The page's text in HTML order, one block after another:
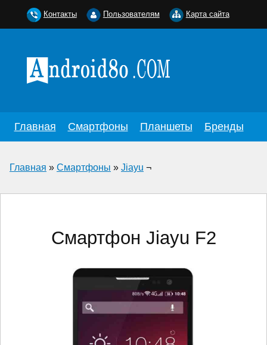
Главная Смартфоны Планшеты Бренды
Главная » Смартфоны » Jiayu ¬
Смартфон Jiayu F2
Контакты Пользователям Карта сайта